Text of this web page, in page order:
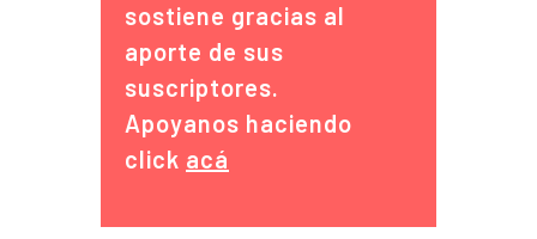
sostiene gracias al
aporte de sus
suscriptores.
Apoyanos haciendo
click acá